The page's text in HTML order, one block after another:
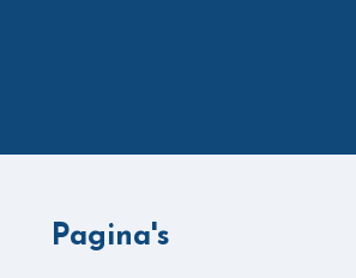
Pagina's